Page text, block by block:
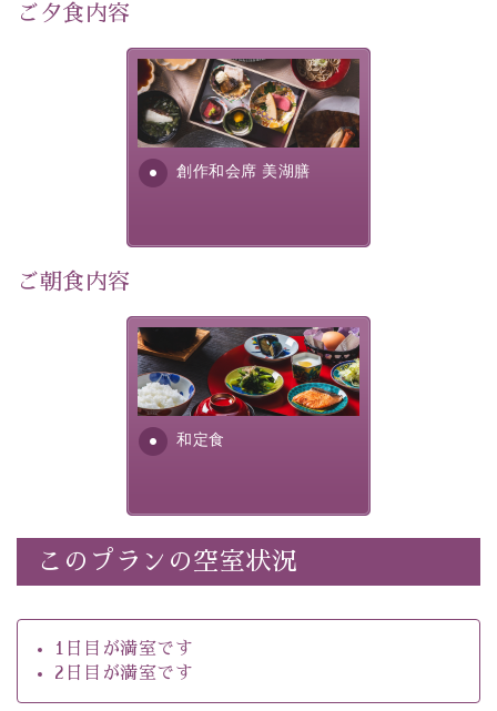
徹底した衛生管理を行っております。
---------------------------------------------
【公式限定価格】 通常料金よりお一人様1100円引き
・朝夕個室料亭で個室食
・館内着をご用意
・就寝用パジャマをご用意
・館内フリーWi-Fi
・チェックイン15時、チェックアウト10時
・朝食はこだわりの味噌汁をはじめとした和定食
自家源泉「美翠源泉」は酸化の進みが遅く新鮮で若返り
の効果が高い、極めて希有な源泉です。身も心も癒され
るご入浴をお愉しみください。
ご夕食内容
創作和会席 美湖膳
美湖膳とは諏訪の地で特別を
提供する為に料理長・神原 裕
明が考え出した創作和会席で
す。美しい諏訪湖の幸...
ご朝食内容
和定食
さっぱりとした和食膳に使わ
れる食材は、諏訪の名産品を
ふんだんに取り入れ、安心・
安全を心掛けた長野県産...
このプランの空室状況
1日目が満室です
2日目が満室です